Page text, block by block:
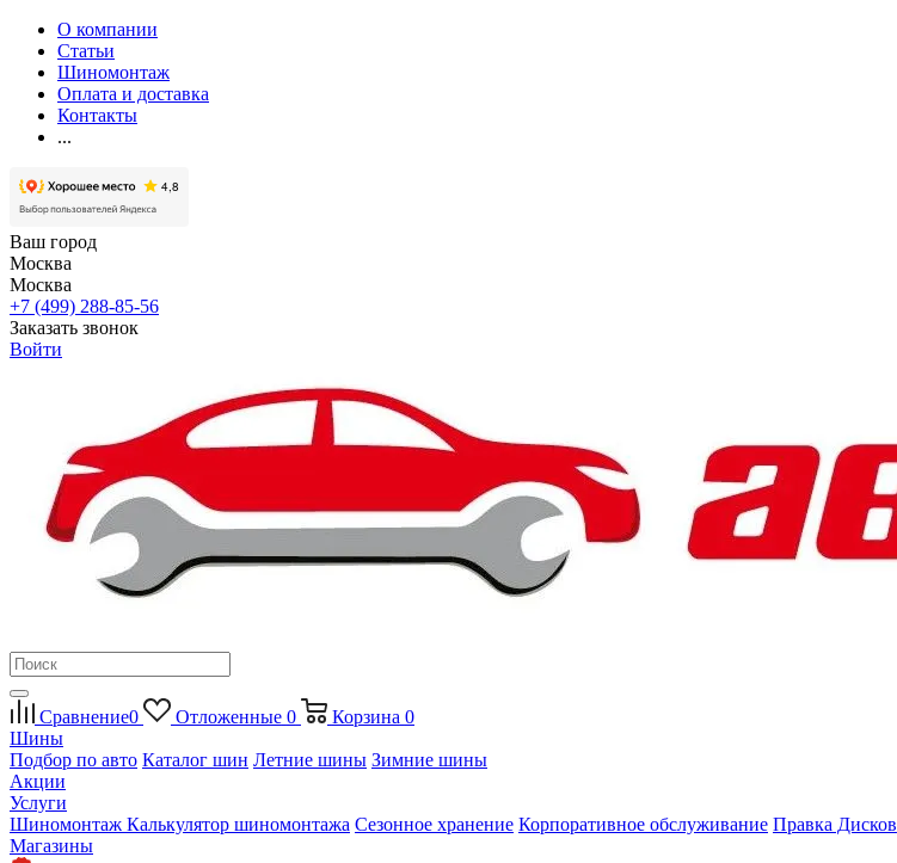
О компании
Статьи
Шиномонтаж
Оплата и доставка
Контакты
...
Ваш город
Москва
Москва
+7 (499) 288-85-56
Заказать звонок
Войти
Сравнение0 Отложенные 0 Корзина 0
Шины
Подбор по авто Каталог шин Летние шины Зимние шины
Акции
Услуги
Шиномонтаж Калькулятор шиномонтажа Сезонное хранение Корпоративное обслуживание Правка Дисков
Магазины